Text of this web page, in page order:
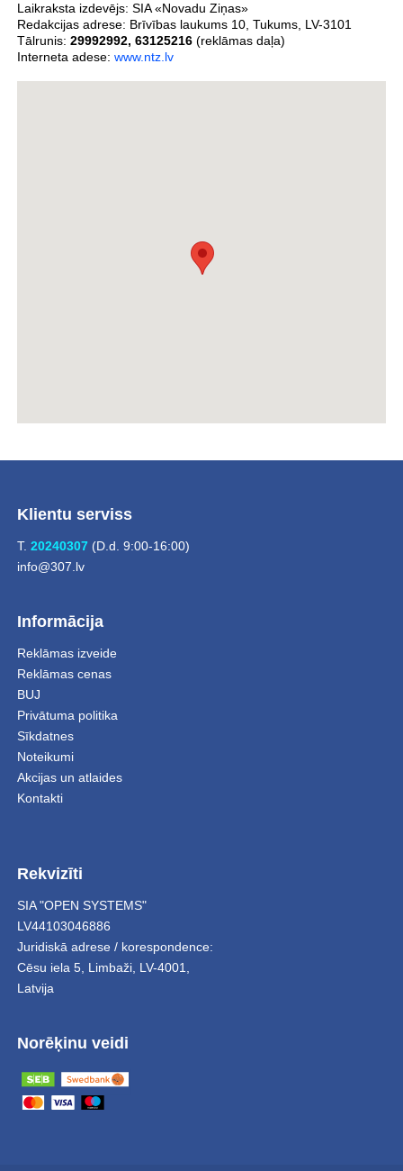
Laikraksta izdevējs: SIA «Novadu Ziņas»
Redakcijas adrese: Brīvības laukums 10, Tukums, LV-3101
Tālrunis: 29992992, 63125216(reklāmas daļa)
Interneta adese: www.ntz.lv
Klientu serviss
T. 20240307(D.d. 9:00-16:00)
info@307.lv
Informācija
Reklāmas izveide
Reklāmas cenas
BUJ
Privātuma politika
Sīkdatnes
Noteikumi
Akcijas un atlaides
Kontakti
Rekvizīti
SIA "OPEN SYSTEMS"
LV44103046886
Juridiskā adrese / korespondence:
Cēsu iela 5, Limbaži, LV-4001,
Latvija
Norēķinu veidi